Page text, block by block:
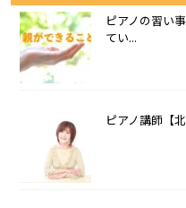
ピアノの習い
てい...
ピアノ講師【